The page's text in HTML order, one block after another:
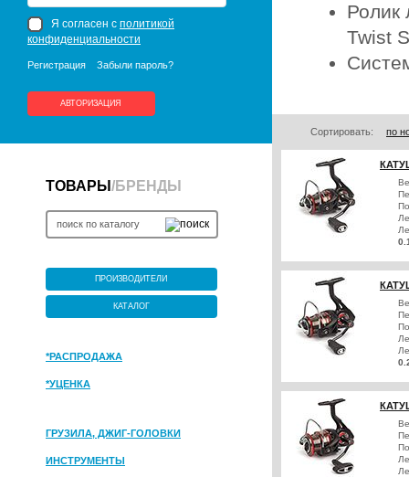
Я согласен с политикой
конфиденциальности
Регистрация Забыли пароль?
АВТОРИЗАЦИЯ
ТОВАРЫ /БРЕНДЫ
ПРОИЗВОДИТЕЛИ
КАТАЛОГ
*РАСПРОДАЖА
*УЦЕНКА
ГРУЗИЛА, ДЖИГ-ГОЛОВКИ
ИНСТРУМЕНТЫ
Ролик
Twist
Сортировать: по